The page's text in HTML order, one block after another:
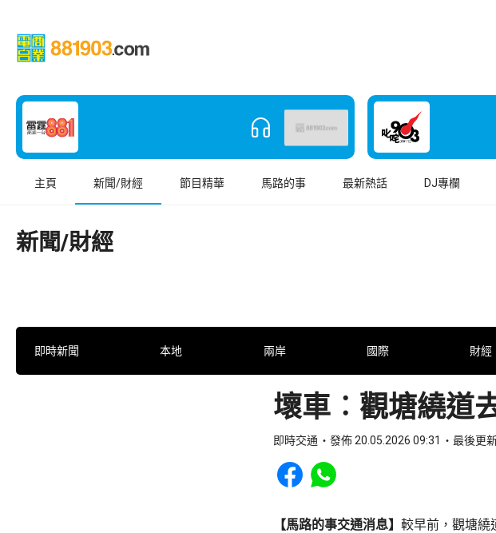
主頁 新聞/財經 節目精華 馬路的事 最新熱話 DJ專欄
新聞/財經
即時新聞 本地 兩岸 國際 財經
壞車︰觀塘繞道
即時交通 發佈 20.05.2026 09:31 最後更
Share to Facebook
Share to WhatsApp
【馬路的事交通消息】 較早前，觀塘繞